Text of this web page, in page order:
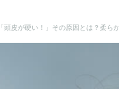
「頭皮が硬い！」その原因とは？柔ら